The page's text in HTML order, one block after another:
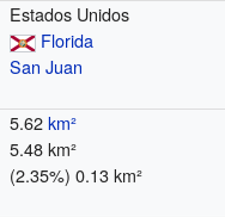
Estados Unidos
Florida
San Juan
5.62km²
5.48 km²
(2.35%) 0.13 km²